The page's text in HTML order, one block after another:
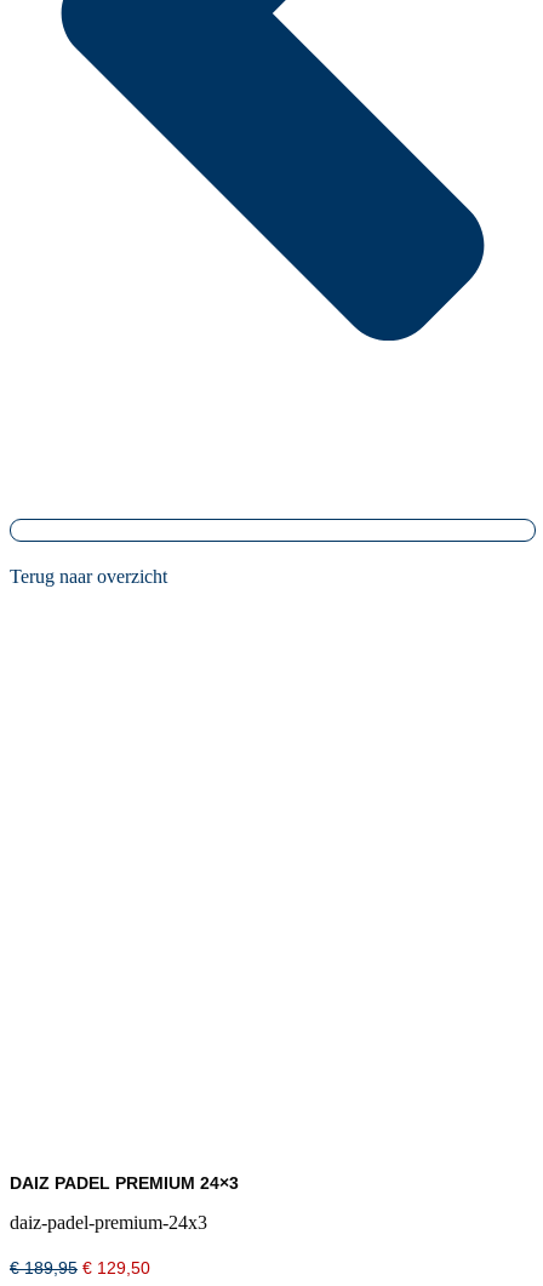
Terug naar overzicht
DAIZ PADEL PREMIUM 24×3
daiz-padel-premium-24x3
€189,95 Oorspronkelijke
€ 129,50Huidige